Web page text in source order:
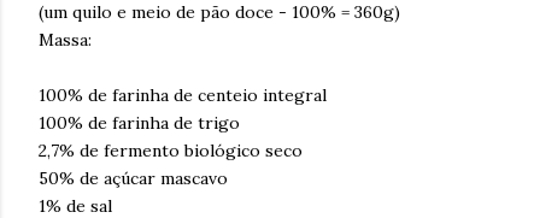
(um quilo e meio de pão doce - 100% = 360g)
Massa:
100% de farinha de centeio integral
100% de farinha de trigo
2,7% de fermento biológico seco
50% de açúcar mascavo
1% de sal